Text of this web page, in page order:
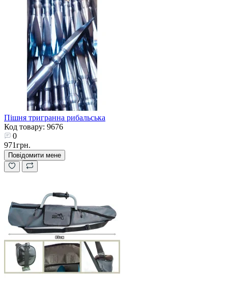
Пішня тригранна рибальська
Код товару: 9676
0
971грн.
Повідомити мене